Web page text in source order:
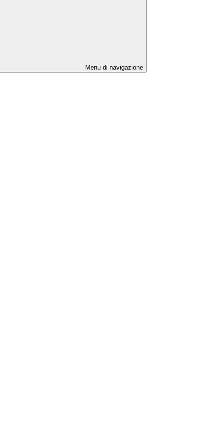
Menu di navigazione